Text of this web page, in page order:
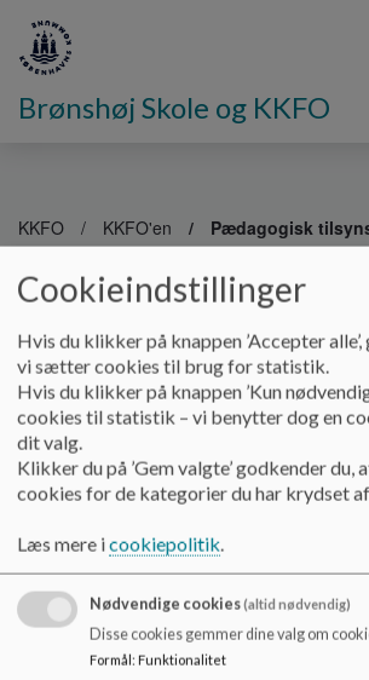
t
l
Brønshøj Skole og KKFO
KKFO KKFO'en Pædagogisk
Pædagogisk Tilsyn
I Københavns Kommune gennemføres
pædagogiske arbejde. Tilsynet skal sikre,
de bedste betingelser for at trives, lære,
dannes. Samtidig bidrager det
hele tiden udvikler den pædagogiske
udføres af pædagogiske konsulenter
medarbejder- og forældrerepræsentanter.
Det årlige tilsyn dokumenteres i en
præsenteres og drøftes som et fast punkt
forældremøde. Du kan læse vores nyeste
Cookieindstillinger
Hvis du klikker på knappen ’Accepter
vi sætter cookies til brug for statistik.
Hvis du klikker på knappen ’Kun
cookies til statistik – vi benytter dog en
dit valg.
Klikker du på ’Gem valgte’ godkender
cookies for de kategorier du har krydset
Læs mere icookiepolitik.
Nødvendige cookies(altid nødvendig)
Disse cookies gemmer dine valg om
Formål: Funktionalitet